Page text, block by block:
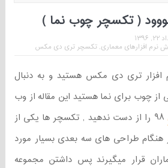
( تکسچر چوب نما )
نرم افزارهای معماری, تکسچر تری دی مکس
افزار تری دی مکس هستید و به دنبال
از چوب برای نما هستید این مقاله از وب
۹۸ را از دست ندهید , تکسچر ها یکی از
هنگام طراحی های سه بعدی بسیار مورد
قرار میگیرند پس داشتن مجموعه